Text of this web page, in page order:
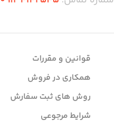
قوانین و مقررات
همکاری در فروش
روش های ثبت سفارش
شرایط مرجوعی